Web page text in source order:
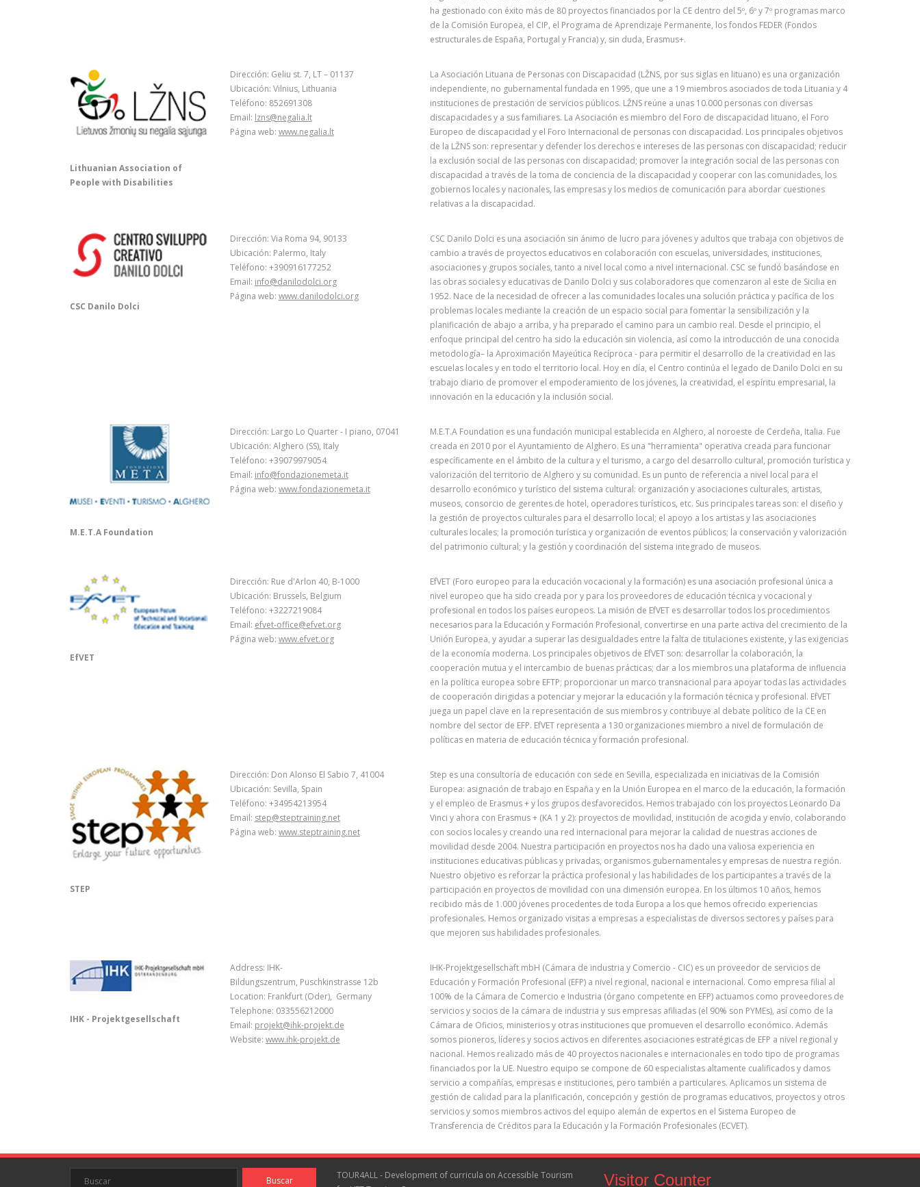
ha gestionado con éxito más de 80 proyectos financiados por la CE dentro del 5º, 6º y 7º programas marco
de la Comisión Europea, el CIP, el Programa de Aprendizaje Permanente, los fondos FEDER (Fondos
estructurales de España, Portugal y Francia) y, sin duda, Erasmus+.
Lithuanian Association of
People with Disabilities
Dirección: Geliu st. 7, LT – 01137
Ubicación: Vilnius, Lithuania
Teléfono: 852691308
Email: lzns@negalia.lt
Página web: www.negalia.lt
La Asociación Lituana de Personas con Discapacidad (LŽNS, por sus siglas en lituano) es una organización
independiente, no gubernamental fundada en 1995, que une a 19 miembros asociados de toda Lituania y 4
instituciones de prestación de servicios públicos. LŽNS reúne a unas 10.000 personas con diversas
discapacidades y a sus familiares. La Asociación es miembro del Foro de discapacidad lituano, el Foro
Europeo de discapacidad y el Foro Internacional de personas con discapacidad. Los principales objetivos
de la LŽNS son: representar y defender los derechos e intereses de las personas con discapacidad; reducir
la exclusión social de las personas con discapacidad; promover la integración social de las personas con
discapacidad a través de la toma de conciencia de la discapacidad y cooperar con las comunidades, los
gobiernos locales y nacionales, las empresas y los medios de comunicación para abordar cuestiones
relativas a la discapacidad.
CSC Danilo Dolci
Dirección: Via Roma 94, 90133
Ubicación: Palermo, Italy
Teléfono: +390916177252
Email: info@danilodolci.org
Página web: www.danilodolci.org
CSC Danilo Dolci es una asociación sin ánimo de lucro para jóvenes y adultos que trabaja con objetivos de
cambio a través de proyectos educativos en colaboración con escuelas, universidades, instituciones,
asociaciones y grupos sociales, tanto a nivel local como a nivel internacional. CSC se fundó basándose en
las obras sociales y educativas de Danilo Dolci y sus colaboradores que comenzaron al este de Sicilia en
1952. Nace de la necesidad de ofrecer a las comunidades locales una solución práctica y pacífica de los
problemas locales mediante la creación de un espacio social para fomentar la sensibilización y la
planificación de abajo a arriba, y ha preparado el camino para un cambio real. Desde el principio, el
enfoque principal del centro ha sido la educación sin violencia, así como la introducción de una conocida
metodología– la Aproximación Mayeútica Recíproca - para permitir el desarrollo de la creatividad en las
escuelas locales y en todo el territorio local. Hoy en día, el Centro continúa el legado de Danilo Dolci en su
trabajo diario de promover el empoderamiento de los jóvenes, la creatividad, el espíritu empresarial, la
innovación en la educación y la inclusión social.
M.E.T.A Foundation
Dirección: Largo Lo Quarter - I piano, 07041
Ubicación: Alghero (SS), Italy
Teléfono: +39079979054
Email: info@fondazionemeta.it
Página web: www.fondazionemeta.it
M.E.T.A Foundation es una fundación municipal establecida en Alghero, al noroeste de Cerdeña, Italia. Fue
creada en 2010 por el Ayuntamiento de Alghero. Es una "herramienta" operativa creada para funcionar
específicamente en el ámbito de la cultura y el turismo, a cargo del desarrollo cultural, promoción turística y
valorización del territorio de Alghero y su comunidad. Es un punto de referencia a nivel local para el
desarrollo económico y turístico del sistema cultural: organización y asociaciones culturales, artistas,
museos, consorcio de gerentes de hotel, operadores turísticos, etc. Sus principales tareas son: el diseño y
la gestión de proyectos culturales para el desarrollo local; el apoyo a los artistas y las asociaciones
culturales locales; la promoción turística y organización de eventos públicos; la conservación y valorización
del patrimonio cultural; y la gestión y coordinación del sistema integrado de museos.
EfVET
Dirección: Rue d'Arlon 40, B-1000
Ubicación: Brussels, Belgium
Teléfono: +3227219084
Email: efvet-office@efvet.org
Página web: www.efvet.org
EfVET (Foro europeo para la educación vocacional y la formación) es una asociación profesional única a
nivel europeo que ha sido creada por y para los proveedores de educación técnica y vocacional y
profesional en todos los países europeos. La misión de EfVET es desarrollar todos los procedimientos
necesarios para la Educación y Formación Profesional, convertirse en una parte activa del crecimiento de la
Unión Europea, y ayudar a superar las desigualdades entre la falta de titulaciones existente, y las exigencias
de la economía moderna. Los principales objetivos de EfVET son: desarrollar la colaboración, la
cooperación mutua y el intercambio de buenas prácticas; dar a los miembros una plataforma de influencia
en la política europea sobre EFTP; proporcionar un marco transnacional para apoyar todas las actividades
de cooperación dirigidas a potenciar y mejorar la educación y la formación técnica y profesional. EfVET
juega un papel clave en la representación de sus miembros y contribuye al debate político de la CE en
nombre del sector de EFP. EfVET representa a 130 organizaciones miembro a nivel de formulación de
políticas en materia de educación técnica y formación profesional.
STEP
Dirección: Don Alonso El Sabio 7, 41004
Ubicación: Sevilla, Spain
Teléfono: +34954213954
Email: step@steptraining.net
Página web: www.steptraining.net
Step es una consultoría de educación con sede en Sevilla, especializada en iniciativas de la Comisión
Europea: asignación de trabajo en España y en la Unión Europea en el marco de la educación, la formación
y el empleo de Erasmus + y los grupos desfavorecidos. Hemos trabajado con los proyectos Leonardo Da
Vinci y ahora con Erasmus + (KA 1 y 2): proyectos de movilidad, institución de acogida y envío, colaborando
con socios locales y creando una red internacional para mejorar la calidad de nuestras acciones de
movilidad desde 2004. Nuestra participación en proyectos nos ha dado una valiosa experiencia en
instituciones educativas públicas y privadas, organismos gubernamentales y empresas de nuestra región.
Nuestro objetivo es reforzar la práctica profesional y las habilidades de los participantes a través de la
participación en proyectos de movilidad con una dimensión europea. En los últimos 10 años, hemos
recibido más de 1.000 jóvenes procedentes de toda Europa a los que hemos ofrecido experiencias
profesionales. Hemos organizado visitas a empresas a especialistas de diversos sectores y países para
que mejoren sus habilidades profesionales.
IHK - Projektgesellschaft
Address: IHK-
Bildungszentrum, Puschkinstrasse 12b
Location: Frankfurt (Oder), Germany
Telephone: 033556212000
Email: projekt@ihk-projekt.de
Website: www.ihk-projekt.de
IHK-Projektgesellschaft mbH (Cámara de industria y Comercio - CIC) es un proveedor de servicios de
Educación y Formación Profesional (EFP) a nivel regional, nacional e internacional. Como empresa filial al
100% de la Cámara de Comercio e Industria (órgano competente en EFP) actuamos como proveedores de
servicios y socios de la cámara de industria y sus empresas afiliadas (el 90% son PYMEs), así como de la
Cámara de Oficios, ministerios y otras instituciones que promueven el desarrollo económico. Además
somos pioneros, líderes y socios activos en diferentes asociaciones estratégicas de EFP a nivel regional y
nacional. Hemos realizado más de 40 proyectos nacionales e internacionales en todo tipo de programas
financiados por la UE. Nuestro equipo se compone de 60 especialistas altamente cualificados y damos
servicio a compañías, empresas e instituciones, pero también a particulares. Aplicamos un sistema de
gestión de calidad para la planificación, concepción y gestión de programas educativos, proyectos y otros
servicios y somos miembros activos del equipo alemán de expertos en el Sistema Europeo de
Transferencia de Créditos para la Educación y la Formación Profesionales (ECVET).
TOUR4ALL - Development of curricula on Accessible Tourism
Visitor Counter